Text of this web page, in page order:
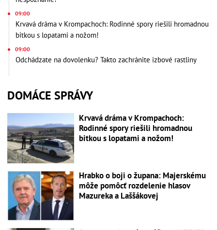
09:00
Krvavá dráma v Krompachoch: Rodinné spory riešili hromadnou
bitkou s lopatami a nožom!
09:00
Odchádzate na dovolenku? Takto zachránite izbové rastliny
DOMÁCE SPRÁVY
Krvavá dráma v Krompachoch:
Rodinné spory riešili hromadnou
bitkou s lopatami a nožom!
Hrabko o boji o župana: Majerskému
môže pomôcť rozdelenie hlasov
Mazureka a Laššákovej